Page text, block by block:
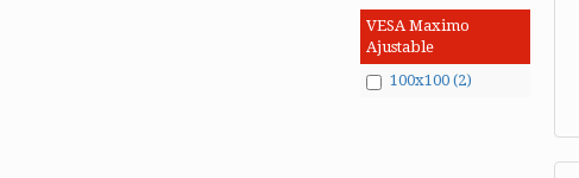
VESA Maximo
Ajustable
100x100 (2)